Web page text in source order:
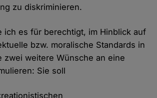
zu diskriminieren.
ich es für berechtigt, im Hinblick auf
bzw. moralische Standards in
zwei weitere Wünsche an eine
Sie soll